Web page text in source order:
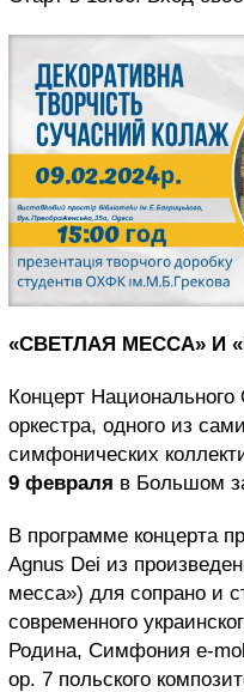
«СВЕТЛАЯ МЕССА» И
Концерт
оркестра, одного из
симфонических
9 февраля в Большом
В программе концерта
Agnus Dei из
месса») для сопрано и
современного
Родина, Симфония e-
op. 7 польского